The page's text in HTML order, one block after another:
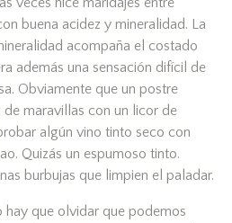
buena acidez y mineralidad. La
acompaña el costado
además una sensación difícil de
Obviamente que un postre
maravillas con un licor de
algún vino tinto seco con
Quizás un espumoso tinto.
burbujas que limpien el paladar.
hay que olvidar que podemos